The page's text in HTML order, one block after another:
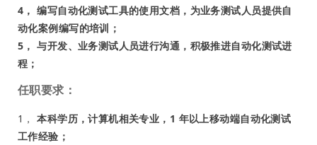
4， 编写自动化测试工具的使用文档，为业务测试人员提供自
动化案例编写的培训；
5， 与开发、业务测试人员进行沟通，积极推进自动化测试进
程；
任职要求：
1，本科学历，计算机相关专业，1 年以上移动端自动化测试
工作经验；